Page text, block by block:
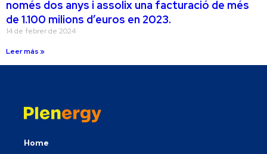
només dos anys i assolix una facturació de més
de 1.100 milions d’euros en 2023.
14 de febrer de 2024
Leer más »
Home